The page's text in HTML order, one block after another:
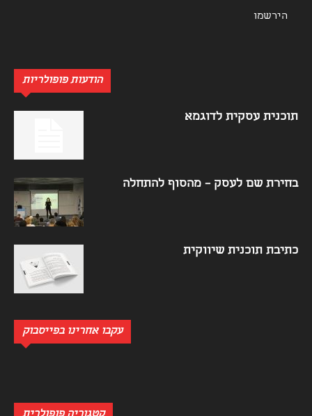
הודעות פופולריות
תוכנית עסקית לדוגמא
בחירת שם לעסק – מהסוף להתחלה
כתיבת תוכנית שיווקית
עקבו אחרינו בפייסבוק